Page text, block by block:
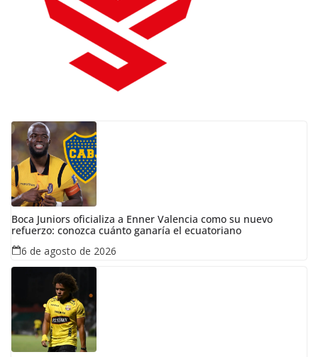
Boca Juniors oficializa a Enner Valencia como su nuevo
refuerzo: conozca cuánto ganaría el ecuatoriano
6 de agosto de 2026